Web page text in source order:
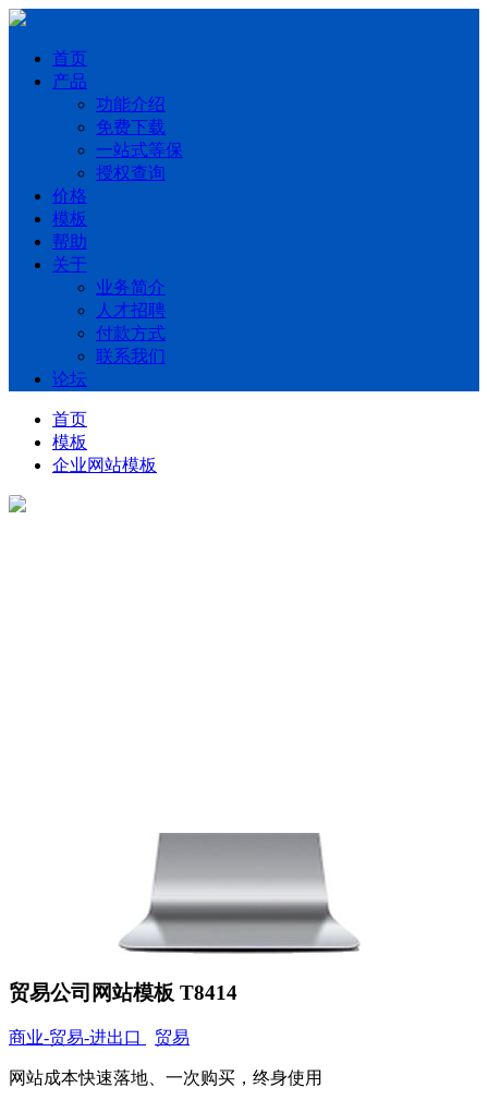
首页
产品
功能介绍
免费下载
一站式等保
授权查询
价格
模板
帮助
关于
业务简介
人才招聘
付款方式
联系我们
论坛
首页
模板
企业网站模板
贸易公司网站模板 T8414
商业-贸易-进出口 贸易
网站成本快速落地、一次购买，终身使用